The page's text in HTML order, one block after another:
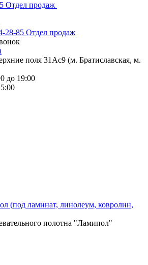
Отдел продаж
28-85 Отдел продаж
поля 31Ас9 (м. Братиславская, м.
до 19:00
(под ламинат, линолеум, ковролин,
полотна "Ламипол"